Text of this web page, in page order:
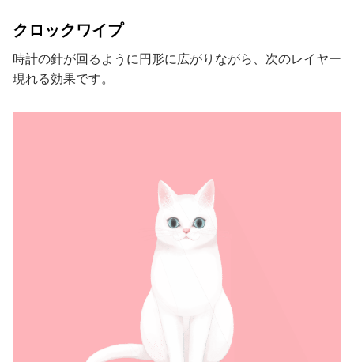
クロックワイプ
時計の針が回るように円形に広がりながら、次のレイヤー
現れる効果です。